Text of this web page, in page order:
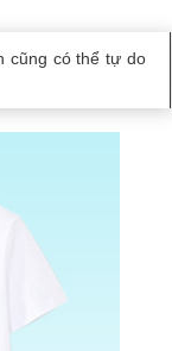
cũng có thể tự do